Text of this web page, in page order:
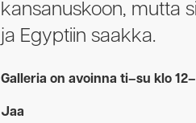
kansanuskoon, mutta
ja Egyptiin saakka.
Galleria on avoinna ti–su klo
Jaa